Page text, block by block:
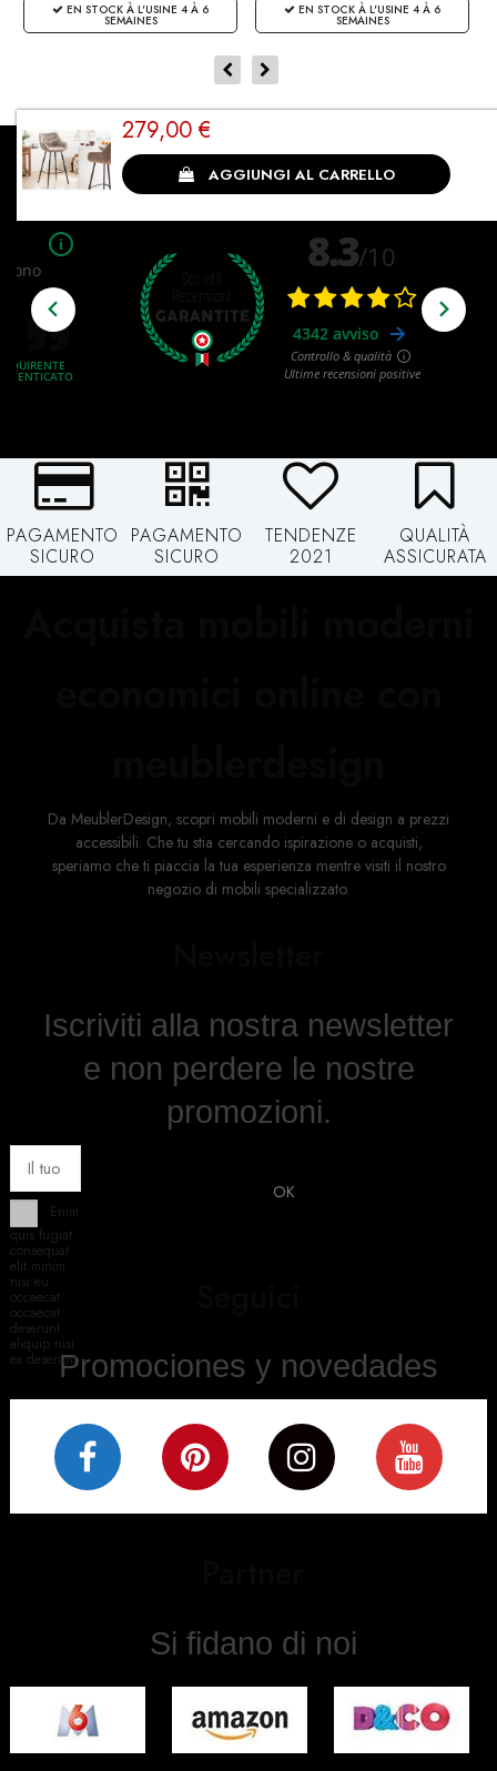
EN STOCK À L'USINE 4 À 6
SEMAINES
EN STOCK À L'USINE 4 À 6
SEMAINES
279,00 €
AGGIUNGI AL CARRELLO
Cliente soddisfatto
PAGAMENTO
SICURO
PAGAMENTO
SICURO
TENDENZE
2021
QUALITÀ
ASSICURATA
Da MeublerDesign, scopri mobili moderni e di design a prezzi
accessibili. Che tu stia cercando ispirazione o acquisti,
speriamo che ti piaccia la tua esperienza mentre visiti il ​​nostro
negozio di mobili specializzato.
Si fidano di noi
Promociones y novedades
Iscriviti alla nostra newsletter
e non perdere le nostre
promozioni.
Enim
quis fugiat
consequat
elit minim
nisi eu
occaecat
occaecat
deserunt
aliquip nisi
ex deserunt.